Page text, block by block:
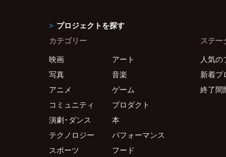
プロジェクトを探す
カテゴリー
映画
アート
写真
音楽
アニメ
ゲーム
コミュニティ
プロダクト
演劇・ダンス
本
テクノロジー
パフォーマンス
スポーツ
フード
ステー
人気の
新着プ
終了間